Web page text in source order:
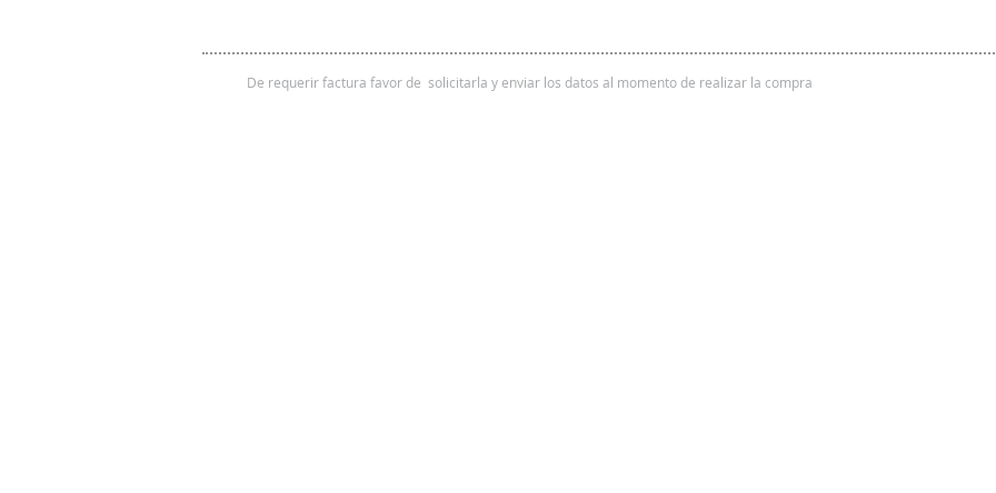
De requerir factura favor de solicitarla y enviar los datos al momento de realizar la compra